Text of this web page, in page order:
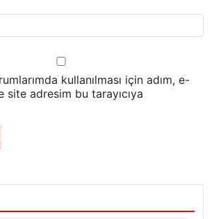
kullanılması için adım, e-
site adresim bu tarayıcıya